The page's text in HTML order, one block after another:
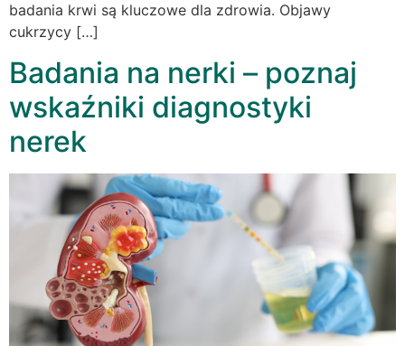
badania krwi są kluczowe dla zdrowia. Objawy
cukrzycy […]
Badania na nerki – poznaj
wskaźniki diagnostyki
nerek